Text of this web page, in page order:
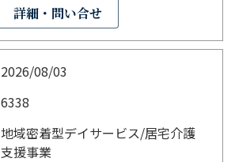
詳細・問い合せ
2026/08/03
6338
地域密着型デイサービス/居宅介護
支援事業